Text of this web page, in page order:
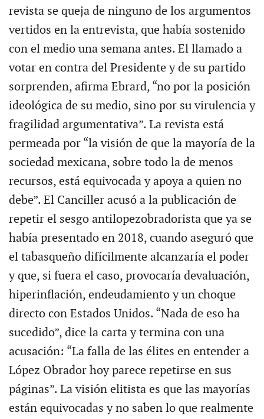
revista se queja de ninguno de los argumentos
vertidos en la entrevista, que había sostenido
con el medio una semana antes. El llamado a
votar en contra del Presidente y de su partido
sorprenden, afirma Ebrard, “no por la posición
ideológica de su medio, sino por su virulencia y
fragilidad argumentativa”. La revista está
permeada por “la visión de que la mayoría de la
sociedad mexicana, sobre todo la de menos
recursos, está equivocada y apoya a quien no
debe”. El Canciller acusó a la publicación de
repetir el sesgo antilopezobradorista que ya se
había presentado en 2018, cuando aseguró que
el tabasqueño difícilmente alcanzaría el poder
y que, si fuera el caso, provocaría devaluación,
hiperinflación, endeudamiento y un choque
directo con Estados Unidos. “Nada de eso ha
sucedido”, dice la carta y termina con una
acusación: “La falla de las élites en entender a
López Obrador hoy parece repetirse en sus
páginas”. La visión elitista es que las mayorías
están equivocadas y no saben lo que realmente